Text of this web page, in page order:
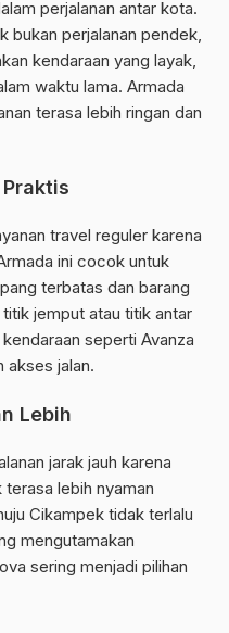
perjalanan antar kota.
bukan perjalanan pendek,
kendaraan yang layak,
waktu lama. Armada
terasa lebih ringan dan
travel reguler karena
ini cocok untuk
terbatas dan barang
jemput atau titik antar
seperti Avanza
akses jalan.
Lebih
jarak jauh karena
lebih nyaman
Cikampek tidak terlalu
mengutamakan
sering menjadi pilihan